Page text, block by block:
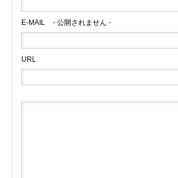
E-MAIL - 公開されません -
URL